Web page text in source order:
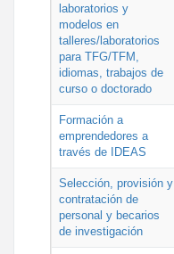
laboratorios y
modelos en
talleres/laboratorios
para TFG/TFM,
idiomas, trabajos de
curso o doctorado
Formación a
emprendedores a
través de IDEAS
Selección, provisión y
contratación de
personal y becarios
de investigación